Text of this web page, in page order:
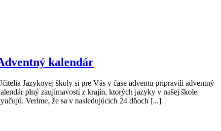
kalendár
Jazykovej školy si pre Vás v čase adventu pripravili adventný
plný zaujímavostí z krajín, ktorých jazyky v našej škole
Veríme, že sa v nasledujúcich 24 dňoch [...]